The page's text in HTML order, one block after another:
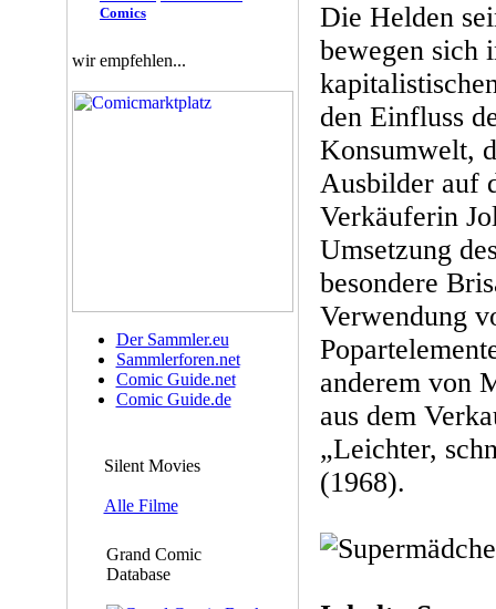
Comics
wir empfehlen...
Der Sammler.eu
Sammlerforen.net
Comic Guide.net
Comic Guide.de
Silent Movies
Alle Filme
Grand Comic
Database
Die Helden
bewegen sich
den Einfluss
Konsumwelt,
Ausbilder auf
Verkäuferin
Umsetzung
besondere
Verwendung
anderem von
aus dem
„Leichter,
(1968).